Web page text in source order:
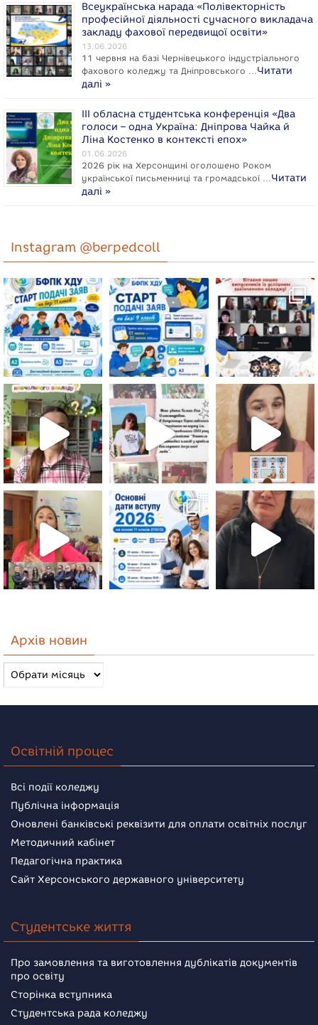
Всеукраїнська нарада «Полівекторність
професійної діяльності сучасного викладача
закладу фахової передвищої освіти»
13.06.2026
11 червня на базі Чернівецького індустріального
фахового коледжу та Дніпровського …Читати
далі »
ІІІ обласна студентська конференція «Два
голоси – одна Україна: Дніпрова Чайка й
Ліна Костенко в контексті епох»
01.06.2026
2026 рік на Херсонщині оголошено Роком
укpaїнcької письменниці та громадської …Читати
далі »
Instagram @berpedcoll
Архів новин
Архів
новин
Освітній процес
Всі події коледжу
Публічна інформація
Оновлені банківські реквізити для оплати освітніх послуг
Методичний кабінет
Педагогічна практика
Сайт Херсонського державного університету
Студентське життя
Про замовлення та виготовлення дублікатів документів
про освіту
Сторінка вступника
Студентська рада коледжу